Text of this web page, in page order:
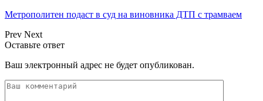
Метрополитен подаст в суд на виновника ДТП с трамваем
Prev Next
Оставьте ответ
Ваш электронный адрес не будет опубликован.